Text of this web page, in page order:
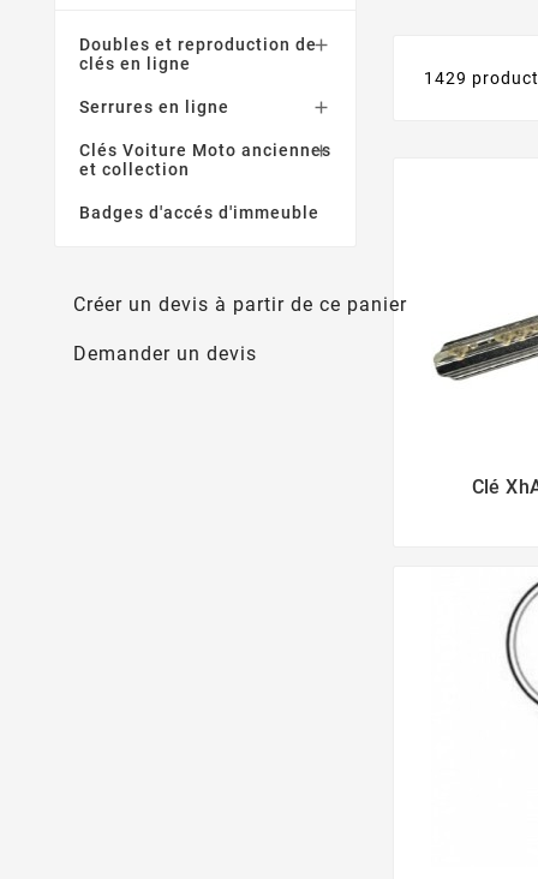
Doubles et reproduction de
clés en ligne

Serrures en ligne 
Clés Voiture Moto anciennes
et collection

Badges d'accés d'immeuble
Créer un devis à partir de ce panier
Demander un devis
1429
Clé